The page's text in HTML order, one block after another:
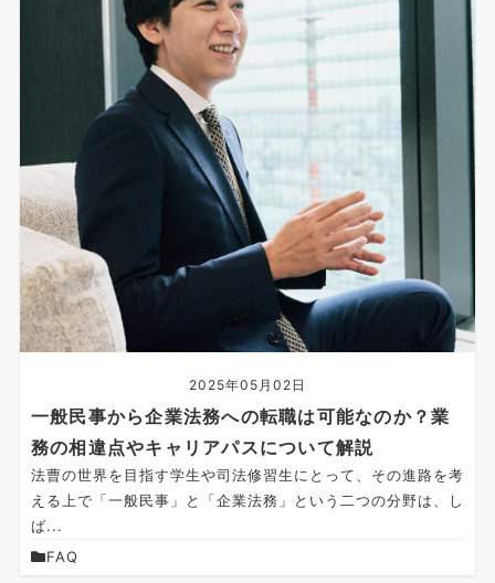
2025年05月02日
一般民事から企業法務への転職は可能なのか？業
務の相違点やキャリアパスについて解説
法曹の世界を目指す学生や司法修習生にとって、その進路を考
える上で「一般民事」と「企業法務」という二つの分野は、し
ば...
FAQ